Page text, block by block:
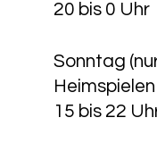
20 bis 0 Uhr
Sonntag
15 bis 22